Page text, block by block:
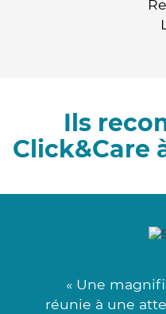
Ils
Click&Care
« Une
réunie à une